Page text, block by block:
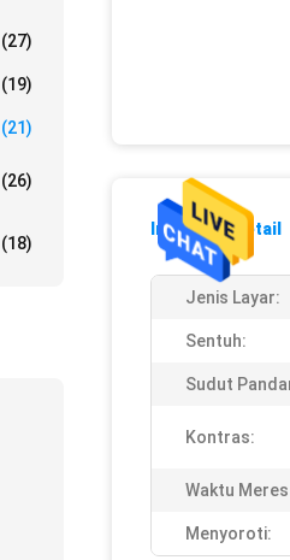
(27)
(19)
(21)
(26)
(18)
Informasi Detail
Jenis Layar:
Sentuh:
Sudut
Kontras:
Waktu
Menyoroti: